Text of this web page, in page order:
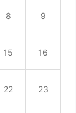
8 9
15 16
22 23